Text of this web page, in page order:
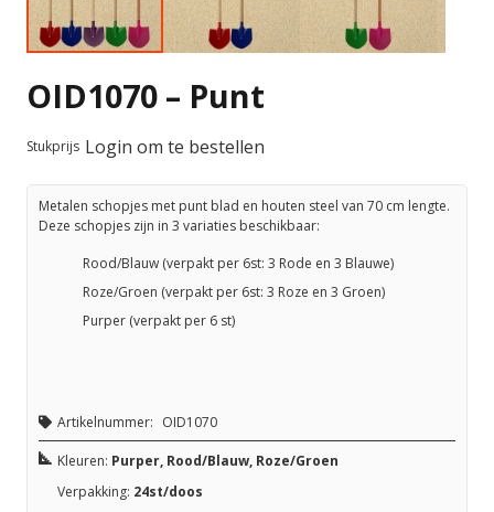
OID1070 – Punt
Stukprijs Login om te bestellen
Metalen schopjes met punt blad en houten steel van 70 cm lengte.
Deze schopjes zijn in 3 variaties beschikbaar:
Rood/Blauw (verpakt per 6st: 3 Rode en 3 Blauwe)
Roze/Groen (verpakt per 6st: 3 Roze en 3 Groen)
Purper (verpakt per 6 st)
Artikelnummer: OID1070
Kleuren: Purper, Rood/Blauw, Roze/Groen
Verpakking: 24st/doos